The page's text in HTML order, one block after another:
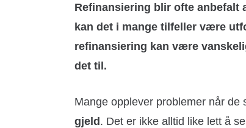
Refinansiering blir ofte anbefalt
kan det i mange tilfeller være
refinansiering kan være
det til.
Mange opplever problemer når
gjeld. Det er ikke alltid like lett å